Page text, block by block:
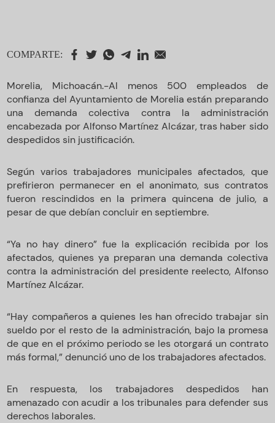
COMPARTE:
Morelia, Michoacán.-Al menos 500 empleados de
confianza del Ayuntamiento de Morelia están preparando
una demanda colectiva contra la administración
encabezada por Alfonso Martínez Alcázar, tras haber sido
despedidos sin justificación.
Según varios trabajadores municipales afectados, que
prefirieron permanecer en el anonimato, sus contratos
fueron rescindidos en la primera quincena de julio, a
pesar de que debían concluir en septiembre.
“Ya no hay dinero” fue la explicación recibida por los
afectados, quienes ya preparan una demanda colectiva
contra la administración del presidente reelecto, Alfonso
Martínez Alcázar.
“Hay compañeros a quienes les han ofrecido trabajar sin
sueldo por el resto de la administración, bajo la promesa
de que en el próximo periodo se les otorgará un contrato
más formal,” denunció uno de los trabajadores afectados.
En respuesta, los trabajadores despedidos han
amenazado con acudir a los tribunales para defender sus
derechos laborales.